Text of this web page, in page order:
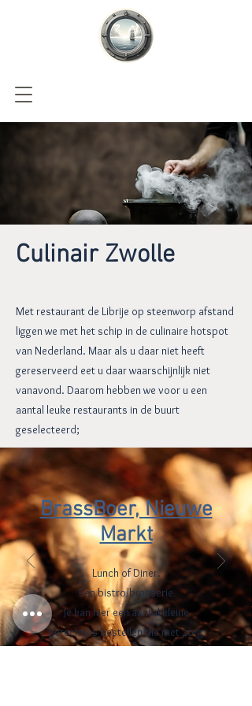
Culinair Zwolle
Met restaurant de Librije op steenworp afstand
liggen we met het schip in de culinaire hotspot
van Nederland. Maar als u daar niet heeft
gereserveerd eet u daar waarschijnlijk niet
vanavond. Daarom hebben we voor u een
aantal leuke restaurants in de buurt
geselecteerd;
BrassBoer, Nieuwe
Markt
Lunch of Diner.
Een bistro/brasserie
Je kan hier een aantal kleine
gerechtjes bestellen die met zorg